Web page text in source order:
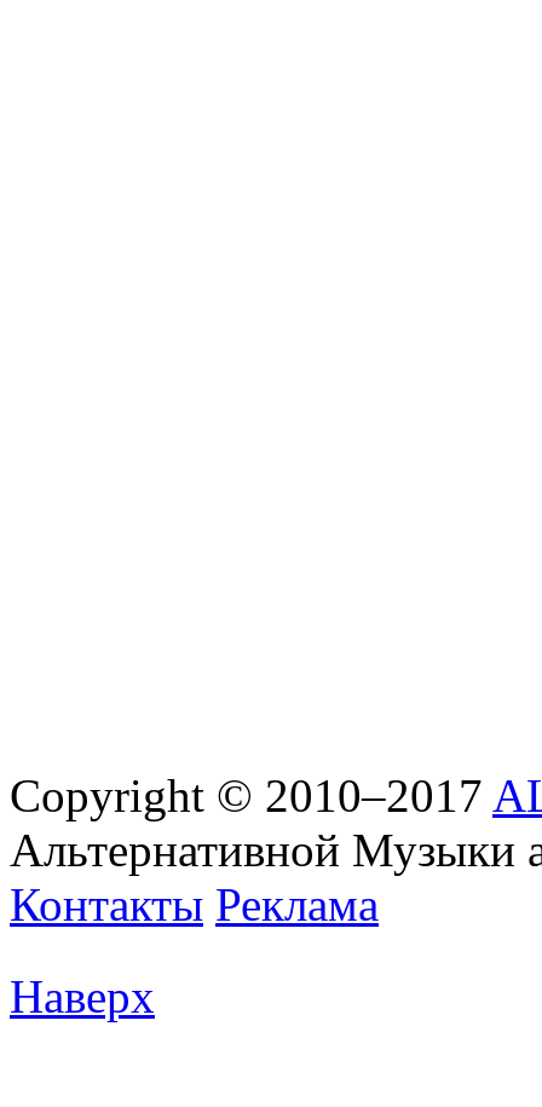
Copyright © 2010–2017
Альтернативной Музыки
Контакты Реклама
Наверх